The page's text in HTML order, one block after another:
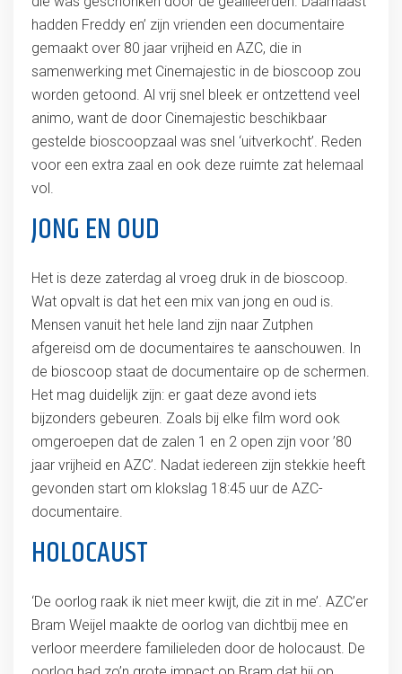
hadden Freddy en’ zijn vrienden een documentaire
gemaakt over 80 jaar vrijheid en AZC, die in
samenwerking met Cinemajestic in de bioscoop zou
worden getoond. Al vrij snel bleek er ontzettend veel
animo, want de door Cinemajestic beschikbaar
gestelde bioscoopzaal was snel ‘uitverkocht’. Reden
voor een extra zaal en ook deze ruimte zat helemaal
vol.
JONG EN OUD
Het is deze zaterdag al vroeg druk in de bioscoop.
Wat opvalt is dat het een mix van jong en oud is.
Mensen vanuit het hele land zijn naar Zutphen
afgereisd om de documentaires te aanschouwen. In
de bioscoop staat de documentaire op de schermen.
Het mag duidelijk zijn: er gaat deze avond iets
bijzonders gebeuren. Zoals bij elke film word ook
omgeroepen dat de zalen 1 en 2 open zijn voor ’80
jaar vrijheid en AZC’. Nadat iedereen zijn stekkie heeft
gevonden start om klokslag 18:45 uur de AZC-
documentaire.
HOLOCAUST
‘De oorlog raak ik niet meer kwijt, die zit in me’. AZC’er
Bram Weijel maakte de oorlog van dichtbij mee en
verloor meerdere familieleden door de holocaust. De